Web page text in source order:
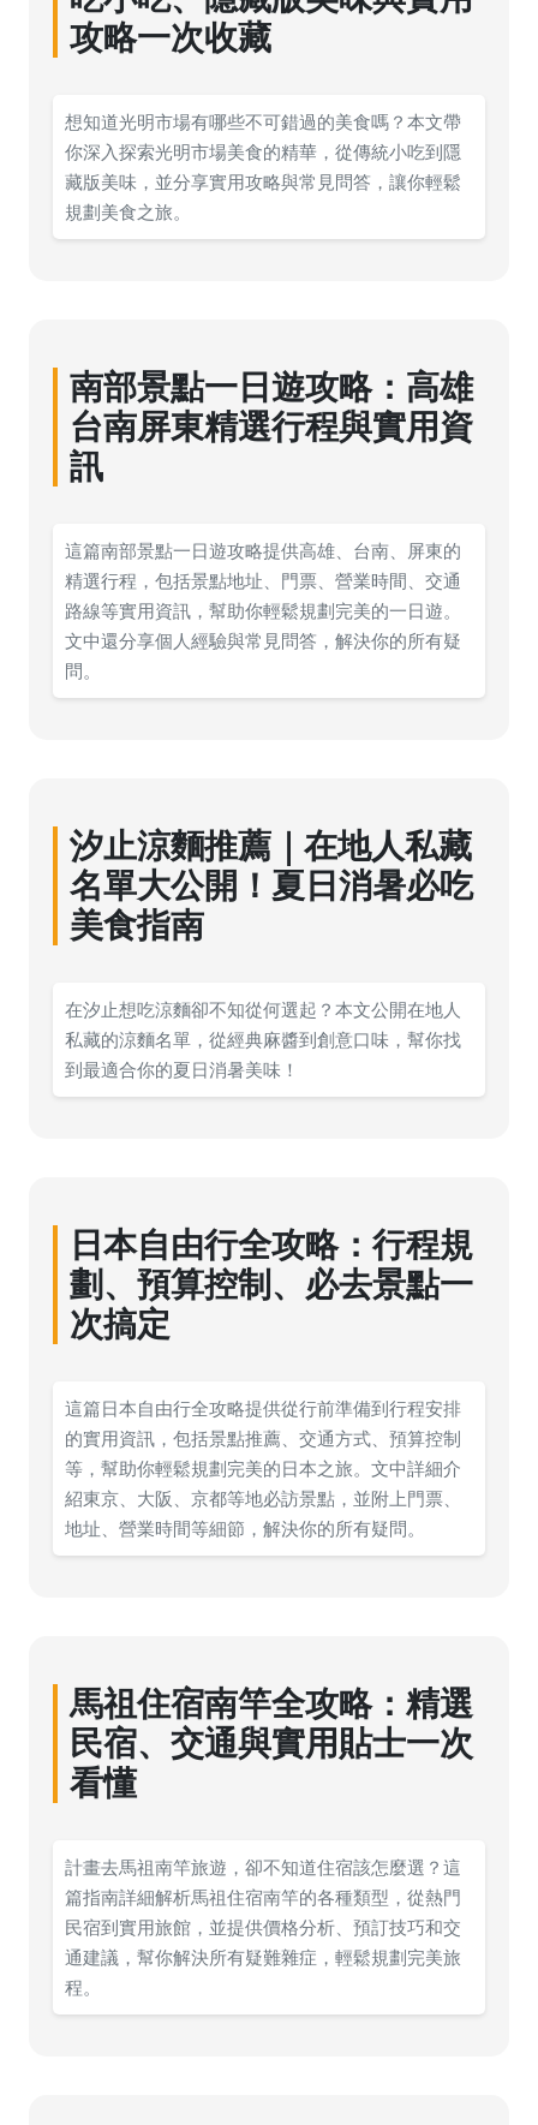
攻略一次收藏
想知道光明市場有哪些不可錯過的美食嗎？本文帶
你深入探索光明市場美食的精華，從傳統小吃到隱
藏版美味，並分享實用攻略與常見問答，讓你輕鬆
規劃美食之旅。
南部景點一日遊攻略：高雄
台南屏東精選行程與實用資
訊
這篇南部景點一日遊攻略提供高雄、台南、屏東的
精選行程，包括景點地址、門票、營業時間、交通
路線等實用資訊，幫助你輕鬆規劃完美的一日遊。
文中還分享個人經驗與常見問答，解決你的所有疑
問。
汐止涼麵推薦｜在地人私藏
名單大公開！夏日消暑必吃
美食指南
在汐止想吃涼麵卻不知從何選起？本文公開在地人
私藏的涼麵名單，從經典麻醬到創意口味，幫你找
到最適合你的夏日消暑美味！
日本自由行全攻略：行程規
劃、預算控制、必去景點一
次搞定
這篇日本自由行全攻略提供從行前準備到行程安排
的實用資訊，包括景點推薦、交通方式、預算控制
等，幫助你輕鬆規劃完美的日本之旅。文中詳細介
紹東京、大阪、京都等地必訪景點，並附上門票、
地址、營業時間等細節，解決你的所有疑問。
馬祖住宿南竿全攻略：精選
民宿、交通與實用貼士一次
看懂
計畫去馬祖南竿旅遊，卻不知道住宿該怎麼選？這
篇指南詳細解析馬祖住宿南竿的各種類型，從熱門
民宿到實用旅館，並提供價格分析、預訂技巧和交
通建議，幫你解決所有疑難雜症，輕鬆規劃完美旅
程。